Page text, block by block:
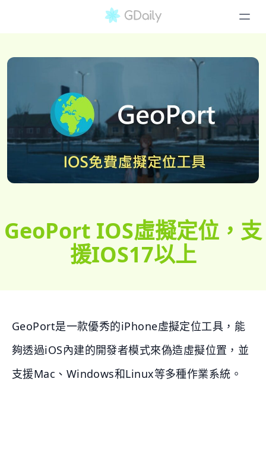
GeoPort IOS虛擬定位，支
援IOS17以上
GeoPort是一款優秀的iPhone虛擬定位工具，能
夠透過iOS內建的開發者模式來偽造虛擬位置，並
支援Mac、Windows和Linux等多種作業系統。